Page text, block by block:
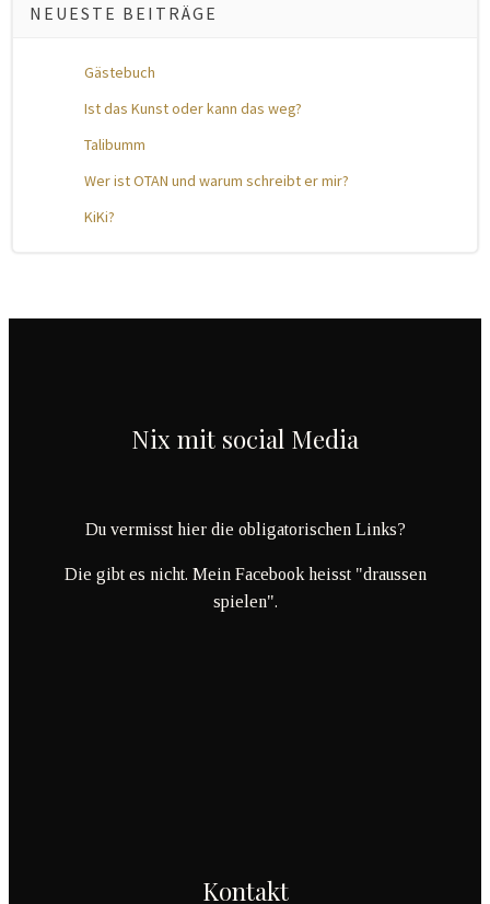
NEUESTE BEITRÄGE
Gästebuch
Ist das Kunst oder kann das weg?
Talibumm
Wer ist OTAN und warum schreibt er mir?
KiKi?
Nix mit social Media
Du vermisst hier die obligatorischen Links?
Die gibt es nicht. Mein Facebook heisst "draussen
spielen".
Kontakt